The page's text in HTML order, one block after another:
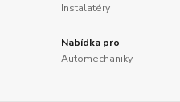
Instalatéry
Nabídka pro
Automechaniky